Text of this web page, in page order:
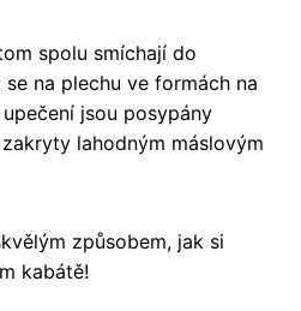
spolu smíchají do
na plechu ve formách na
jsou posypány
lahodným máslovým
způsobem, jak si
kabátě!